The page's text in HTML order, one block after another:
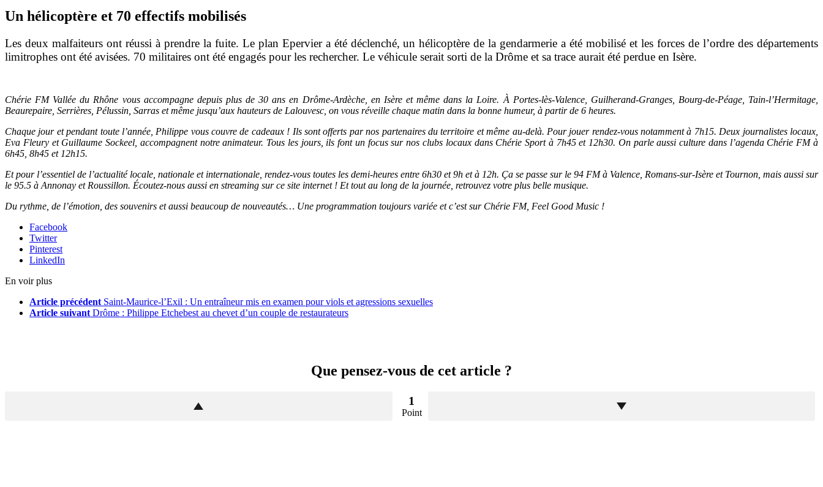
Un hélicoptère et 70 effectifs mobilisés
Les deux malfaiteurs ont réussi à prendre la fuite. Le plan Epervier a été déclenché, un hélicoptère de la gendarmerie a été mobilisé et les forces de l’ordre des départements
limitrophes ont été avisées. 70 militaires ont été engagés pour les rechercher. Le véhicule serait sorti de la Drôme et sa trace aurait été perdue en Isère.
Chérie FM Vallée du Rhône vous accompagne depuis plus de 30 ans en Drôme-Ardèche, en Isère et même dans la Loire. À Portes-lès-Valence, Guilherand-Granges, Bourg-de-Péage, Tain-l’Hermitage,
Beaurepaire, Serrières, Pélussin, Sarras et même jusqu’aux hauteurs de Lalouvesc, on vous réveille chaque matin dans la bonne humeur, à partir de 6 heures.
Chaque jour et pendant toute l’année, Philippe vous couvre de cadeaux ! Ils sont offerts par nos partenaires du territoire et même au-delà. Pour jouer rendez-vous notamment à 7h15. Deux journalistes locaux,
Eva Fleury et Guillaume Sockeel, accompagnent notre animateur. Tous les jours, ils font un focus sur nos clubs locaux dans Chérie Sport à 7h45 et 12h30. On parle aussi culture dans l’agenda Chérie FM à
6h45, 8h45 et 12h15.
Et pour l’essentiel de l’actualité locale, nationale et internationale, rendez-vous toutes les demi-heures entre 6h30 et 9h et à 12h. Ça se passe sur le 94 FM à Valence, Romans-sur-Isère et Tournon, mais aussi sur
le 95.5 à Annonay et Roussillon. Écoutez-nous aussi en streaming sur ce site internet ! Et tout au long de la journée, retrouvez votre plus belle musique.
Du rythme, de l’émotion, des souvenirs et aussi beaucoup de nouveautés… Une programmation toujours variée et c’est sur Chérie FM, Feel Good Music !
Facebook
Twitter
Pinterest
LinkedIn
En voir plus
Article précédent Saint-Maurice-l’Exil : Un entraîneur mis en examen pour viols et agressions sexuelles
Article suivant Drôme : Philippe Etchebest au chevet d’un couple de restaurateurs
Que pensez-vous de cet article ?
1
Point